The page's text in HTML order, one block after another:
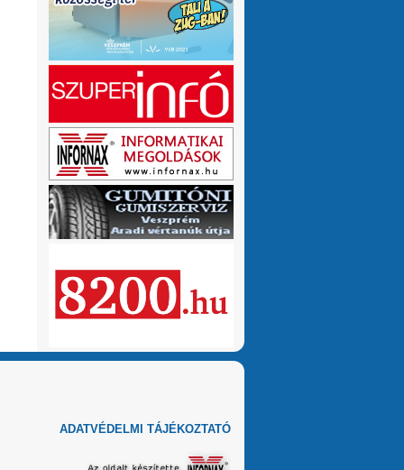
VMeteo-Zooltán
Kivételesen nem
Valami frissítés rosszul sikerült :/
hónap
ADATVÉDELMI TÁJÉKOZTATÓ